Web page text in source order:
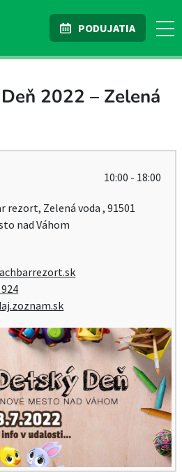
PODUJATIA
2022 – Zelená
10:00 - 18:00
rezort, Zelená voda , 91501
nad Váhom